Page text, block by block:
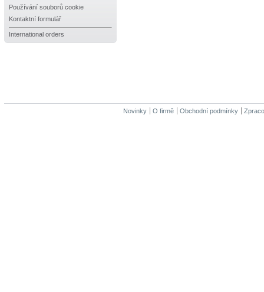
Používání souborů cookie
Kontaktní formulář
International orders
Novinky O firmě Obchodní podmínky